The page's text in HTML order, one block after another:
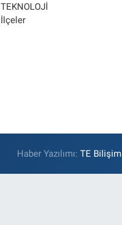
TEKNOLOJİ
İlçeler
Haber Yazılımı:TE Bilişim